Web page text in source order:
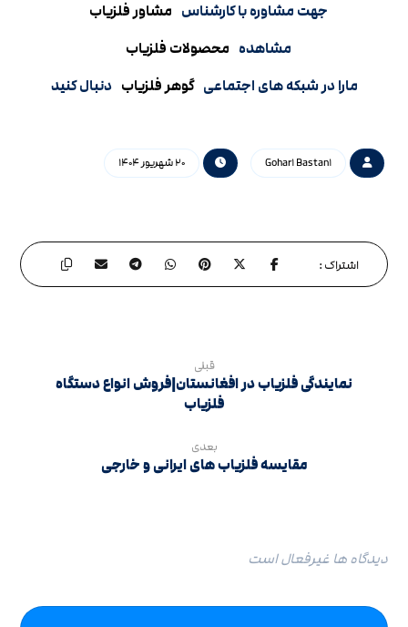
جهت مشاوره با کارشناس مشاور فلزیاب
مشاهده محصولات فلزیاب
مارا در شبکه های اجتماعیگوهر فلزیابدنبال کنید
Gohar۱ Bastan۱ ۲۰ شهریور ۱۴۰۴
قبلی
نمایندگی فلزیاب در افغانستان|فروش انواع دستگاه
فلزیاب
بعدی
مقایسه فلزیاب های ایرانی و خارجی
دیدگاه ها غیرفعال است